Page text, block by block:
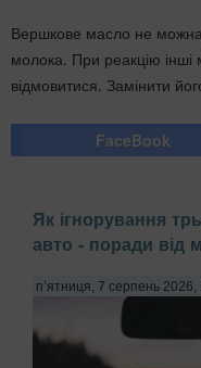
Вершкове масло не можна
молока. При реакцію інші
відмовитися. Замінити
FaceBook
Як ігнорування
авто - поради від
п’ятниця, 7 серпень 2026,